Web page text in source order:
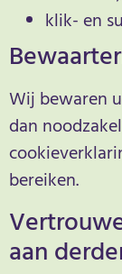
klik- en
Wij bewaren
dan
bereiken.
aan